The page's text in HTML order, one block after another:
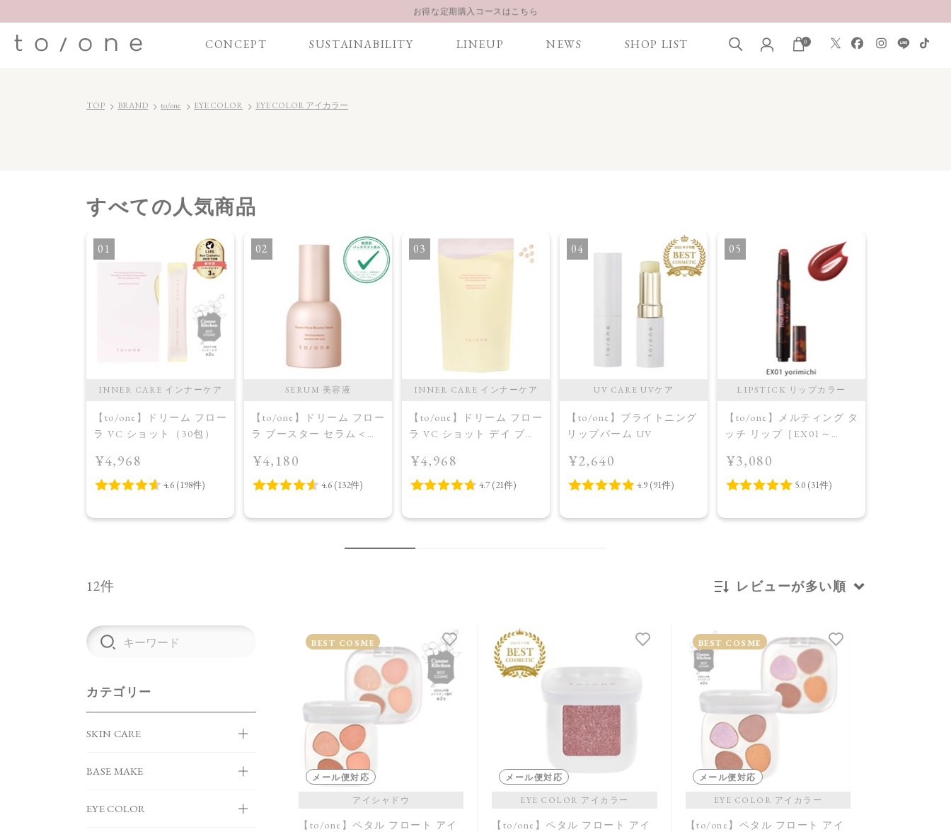
お得な定期購入コースはこちら
CONCEPT SUSTAINABILITY LINEUP NEWS SHOP LIST 0
TOP BRAND to/one EYE COLOR EYE COLOR アイカラー
すべての人気商品
1
INNER CARE インナーケア
【to/one】ドリーム フロー
ラ VC ショット（30包）
¥4,968
2
SERUM 美容液
【to/one】ドリーム フロー
ラ ブースター セラム＜導
¥4,180
3
INNER CARE インナーケア
【to/one】ドリーム フロー
ラ VC ショット デイ ブラ
品＞
¥4,968
4
UV CARE UVケア
【to/one】ブライトニング
リップバーム UV
¥2,640
5
LIPSTICK リップカラー
【to/one】メルティング タ
ッチ リップ［EX01～
yorimichi
¥3,080
12件 レビューが多い順
発売日順
価格が高い
レビューが多い順
レビュー評価が高い順
人気順
カテゴリー
SKIN CARE
BASE MAKE
EYE COLOR
BEST COSME
メール便対応
アイシャドウ
【to/one】ペタル フロート アイ
メール便対応
EYE COLOR アイカラー
【to/one】ペタル フロート アイ
BEST COSME
メール便対応
EYE COLOR アイカラー
【to/one】ペタル フロート アイ